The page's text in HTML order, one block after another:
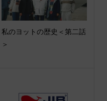
私のヨットの歴史＜第二話
＞